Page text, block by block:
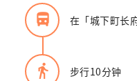
directions_bus_filled 在「城下町长
directions_walk 步行10分钟